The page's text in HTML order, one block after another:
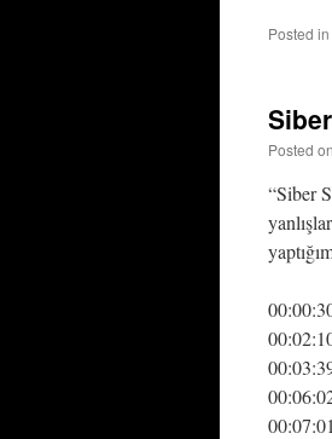
Posted in
Posted on
“Siber